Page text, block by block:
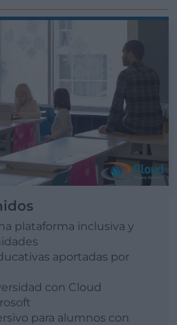
plataforma inclusiva y
aportadas por
con Cloud
para alumnos con